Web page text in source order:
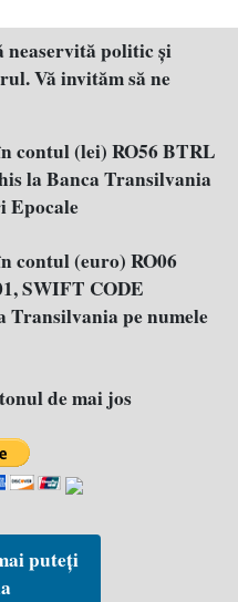
neaservită politic şi
Vă invităm să ne
contul (lei) RO56 BTRL
la Banca Transilvania
Epocale
contul (euro) RO06
SWIFT CODE
Transilvania pe numele
de mai jos
puteți